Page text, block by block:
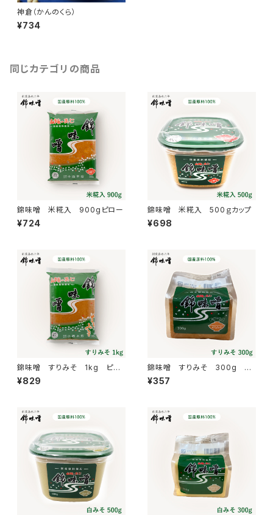
神倉（かんのくら）
¥734
同じカテゴリの商品
錦味噌 米糀入 900gピロー
¥724
錦味噌 米糀入 500ｇカップ
¥698
錦味噌 すりみそ 1kg ピロ
ー
¥829
錦味噌 すりみそ 300g ガ
ゼット
¥357